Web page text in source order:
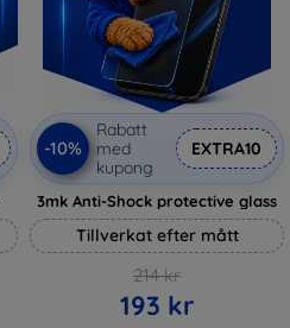
-10%
Rabatt
med
kupong
EXTRA10
3mk Anti-Shock protective glass
Tillverkat efter mått
214 kr
193 kr